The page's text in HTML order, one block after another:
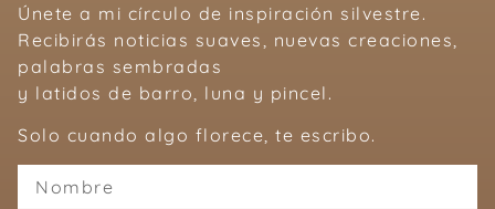
Únete a mi círculo de inspiración silvestre.
Recibirás noticias suaves, nuevas creaciones,
palabras sembradas
y latidos de barro, luna y pincel.
Solo cuando algo florece, te escribo.